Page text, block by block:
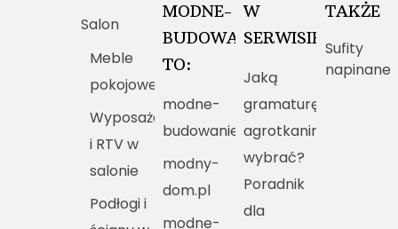
Salon
Meble
pokojowe
Wyposażenie
i RTV w
salonie
Podłogi i
MODNE-
BUDOWANIE.PL
TO:
modne-
budowanie.pl
modny-
dom.pl
modne-
W
SERWISIE
Jaką
gramaturę
agrotkaniny
wybrać?
Poradnik
dla
TAKŻE
Sufity
napinane